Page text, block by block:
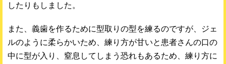
したりもしました。
また、義歯を作るために型取りの型を練るのですが、ジェ
ルのように柔らかいため、練り方が甘いと患者さんの口の
中に型が入り、窒息してしまう恐れもあるため、練り方に